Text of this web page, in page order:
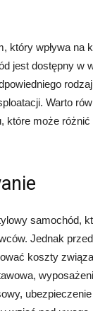
który wpływa na
jest dostępny w
Warto
które może
samochód,
Jednak
koszty